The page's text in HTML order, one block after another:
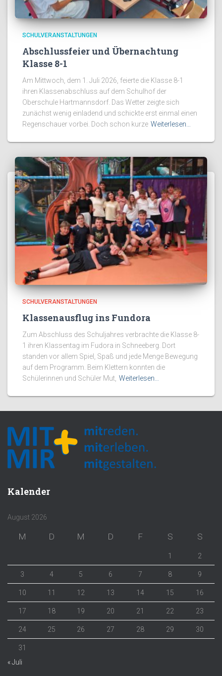
SCHULVERANSTALTUNGEN
Abschlussfeier und Übernachtung
Klasse 8-1
Am Mittwoch, dem 1. Juli 2026, feierte die Klasse 8-1
ihren Klassenabschluss auf dem Schulhof der
Oberschule Hartmannsdorf. Das Wetter zeigte sich
zunächst wenig einladend und schickte erst einmal einen
Regenschauer vorbei. Doch schon kurze Weiterlesen…
SCHULVERANSTALTUNGEN
Klassenausflug ins Fundora
Zum Abschluss des Schuljahres verbrachte die Klasse 8-
1 ihren Klassentag im Fudora in Schneeberg. Dort
standen vor allem Spiel, Spaß und jede Menge Bewegung
auf dem Programm. Beim Klettern konnten die
Schülerinnen und Schüler Mut, Weiterlesen…
Kalender
August 2026
M D M D F S S
1 2
3 4 5 6 7 8 9
10 11 12 13 14 15 16
17 18 19 20 21 22 23
24 25 26 27 28 29 30
31
« Juli